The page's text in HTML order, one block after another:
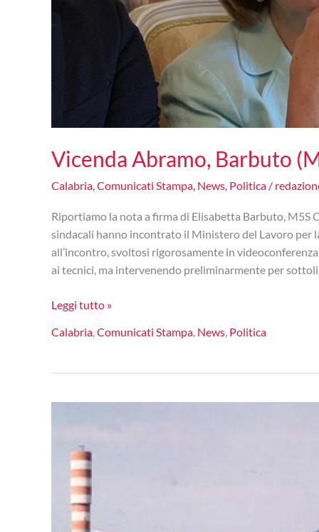
Vicenda Abramo, Barbuto
Calabria,Comunicati Stampa, News, Politica /
Riportiamo la nota a firma di Elisabetta Barbuto, M5S
sindacali hanno incontrato il Ministero del Lavoro per
all’incontro, svoltosi rigorosamente in
ai tecnici, ma intervenendo preliminarmente per
Vicenda
Barbuto
al
Leggi tutto »
Calabria,Comunicati Stampa, News, Politica